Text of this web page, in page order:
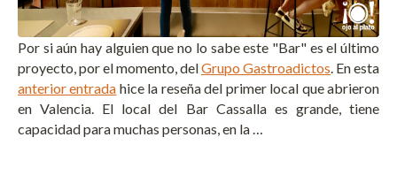
Por si aún hay alguien que no lo sabe este "Bar" es el último
proyecto, por el momento, delGrupo Gastroadictos. En esta
anterior entrada hice la reseña del primer local que abrieron
en Valencia. El local del Bar Cassalla es grande, tiene
capacidad para muchas personas, en la …